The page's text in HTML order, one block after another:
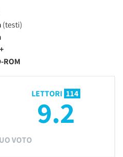
(testi)
ROM
LETTORI 114
9.2
VOTO